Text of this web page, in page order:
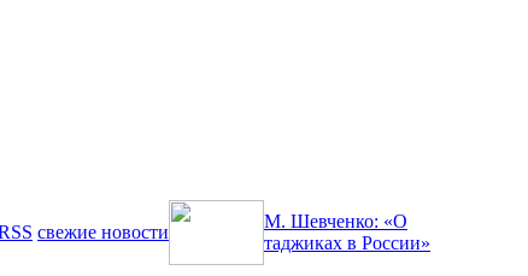
свежие новости
М. Шевченко: «О
таджиках в России»